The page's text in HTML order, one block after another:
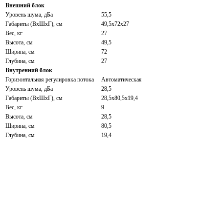
Внешний блок
Уровень шума, дБа
55,5
Габариты (ВхШхГ), см
49,5х72х27
Вес, кг
27
Высота, см
49,5
Ширина, см
72
Глубина, см
27
Внутренний блок
Горизонтальная регулировка потока
Автоматическая
Уровень шума, дБа
28,5
Габариты (ВхШхГ), см
28,5х80,5х19,4
Вес, кг
9
Высота, см
28,5
Ширина, см
80,5
Глубина, см
19,4